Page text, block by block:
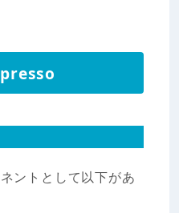
ントとして以下があ